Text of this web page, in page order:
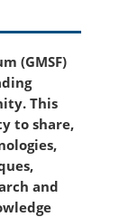
(GMSF)
This
to share,
and